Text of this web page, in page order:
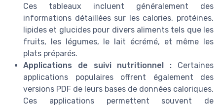
Ces tableaux incluent généralement des
informations détaillées sur les calories, protéines,
lipides et glucides pour divers aliments tels que les
fruits, les légumes, le lait écrémé, et même les
plats préparés.
Applications de suivi nutritionnel : Certaines
applications populaires offrent également des
versions PDF de leurs bases de données caloriques.
Ces applications permettent souvent de